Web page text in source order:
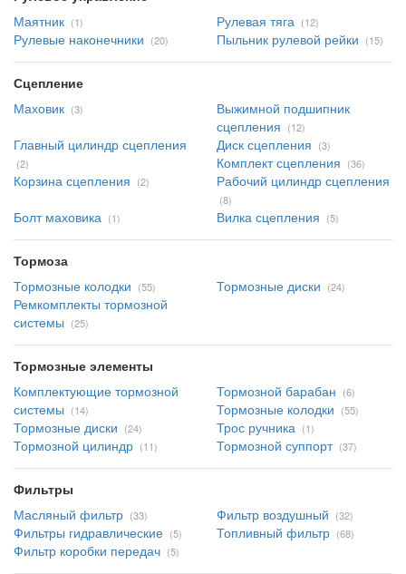
Маятник (1) Рулевая тяга (12)
Рулевые наконечники (20) Пыльник рулевой рейки (15)
Сцепление
Маховик (3)
Выжимной подшипник
сцепления (12)
Главный цилиндр сцепления
(2)
Диск сцепления (3)
Комплект сцепления (36)
Корзина сцепления (2) Рабочий цилиндр сцепления
(8)
Болт маховика (1) Вилка сцепления (5)
Тормоза
Тормозные колодки (55) Тормозные диски (24)
Ремкомплекты тормозной
системы (25)
Тормозные элементы
Комплектующие тормозной
системы (14)
Тормозной барабан (6)
Тормозные колодки (55)
Тормозные диски (24) Трос ручника (1)
Тормозной цилиндр (11) Тормозной суппорт (37)
Фильтры
Масляный фильтр (33) Фильтр воздушный (32)
Фильтры гидравлические (5) Топливный фильтр (68)
Фильтр коробки передач (5)